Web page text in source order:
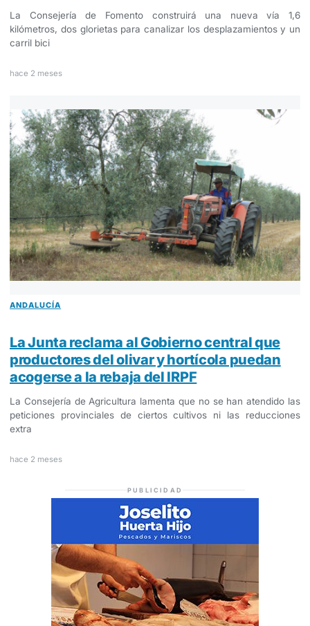
La Consejería de Fomento construirá una nueva vía 1,6
kilómetros, dos glorietas para canalizar los desplazamientos y un
carril bici
hace 2 meses
ANDALUCÍA
La Junta reclama al Gobierno central que
productores del olivar y hortícola puedan
acogerse a la rebaja del IRPF
La Consejería de Agricultura lamenta que no se han atendido las
peticiones provinciales de ciertos cultivos ni las reducciones
extra
hace 2 meses
PUBLICIDAD